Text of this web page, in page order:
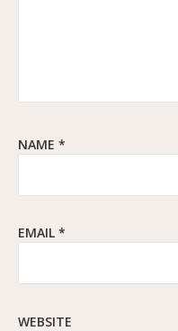
NAME *
EMAIL *
WEBSITE